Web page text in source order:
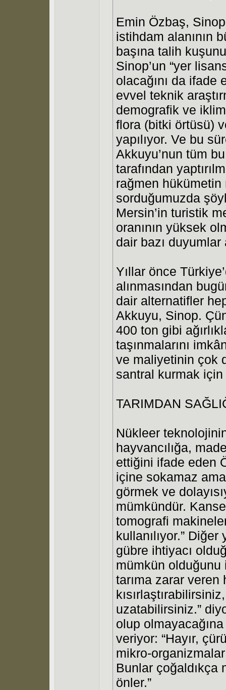
Emin Özbaş,
istihdam alanının
başına talih
Sinop’un “yer
olacağını da
evvel teknik
demografik ve
flora (bitki örtüsü)
yapılıyor. Ve bu
Akkuyu’nun tüm
tarafından
rağmen hükümetin
sorduğumuzda
Mersin’in turistik
oranının yüksek
dair bazı duyumlar
Yıllar önce
alınmasından
dair alternatifler
Akkuyu, Sinop.
400 ton gibi
taşınmalarını
ve maliyetinin çok
santral kurmak
TARIMDAN
Nükleer
hayvancılığa,
ettiğini ifade eden
içine sokamaz
görmek ve
mümkündür.
tomografi
kullanılıyor.”
gübre ihtiyacı
mümkün olduğunu
tarıma zarar veren
uzatabilirsiniz.”
olup
veriyor: “Hayır,
mikro-
Bunlar çoğaldıkça
önler.”